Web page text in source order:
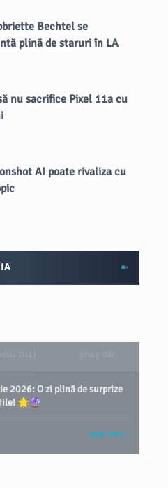
Bechtel se
plină de staruri în LA
nu sacrifice Pixel 11a cu
AI poate rivaliza cu
2026: O zi plină de surprize
🌟🔮
VEZI TOT